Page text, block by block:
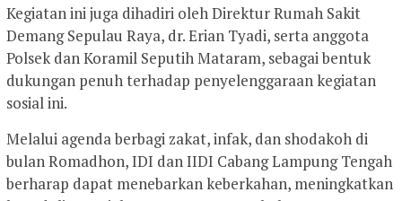
Kegiatan ini juga dihadiri oleh Direktur Rumah Sakit
Demang Sepulau Raya, dr. Erian Tyadi, serta anggota
Polsek dan Koramil Seputih Mataram, sebagai bentuk
dukungan penuh terhadap penyelenggaraan kegiatan
sosial ini.
Melalui agenda berbagi zakat, infak, dan shodakoh di
bulan Romadhon, IDI dan IIDI Cabang Lampung Tengah
berharap dapat menebarkan keberkahan, meningkatkan